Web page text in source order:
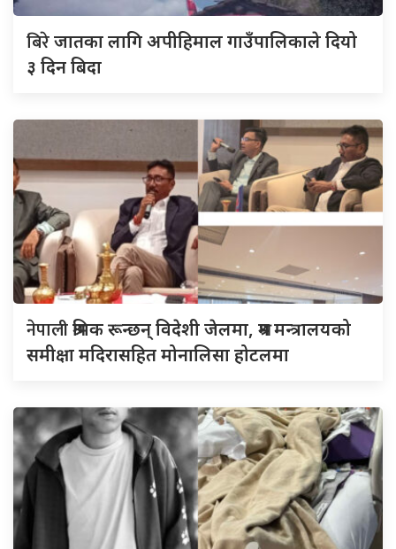
बिरेजातका लागि अपीहिमाल गाउँपालिकाले दियो
३ दिन बिदा
नेपालीश्रमिक रून्छन् विदेशी जेलमा, श्रम मन्त्रालयको
समीक्षा मदिरासहित मोनालिसा होटलमा